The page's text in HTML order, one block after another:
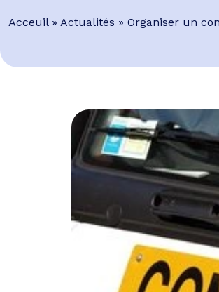
Acceuil» Actualités » Organiser un